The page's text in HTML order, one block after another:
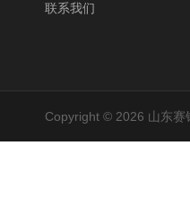
联系我们
Copyright © 2026 山东赛